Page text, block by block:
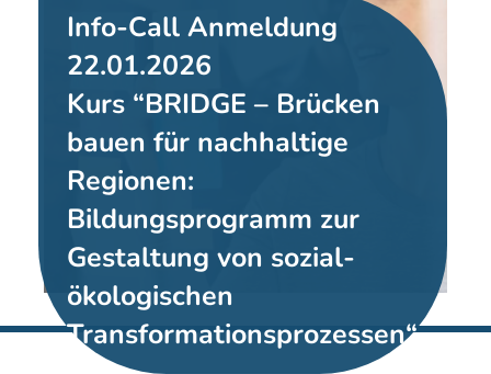
Info-Call Anmeldung
22.01.2026
Kurs “BRIDGE – Brücken
bauen für nachhaltige
Regionen:
Bildungsprogramm zur
Gestaltung von sozial-
ökologischen
Transformationsprozessen“